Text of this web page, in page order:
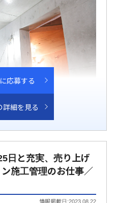
応募する
詳細を見る
日と充実、売り上げ
施工管理のお仕事／
情報掲載日:2023.08.22